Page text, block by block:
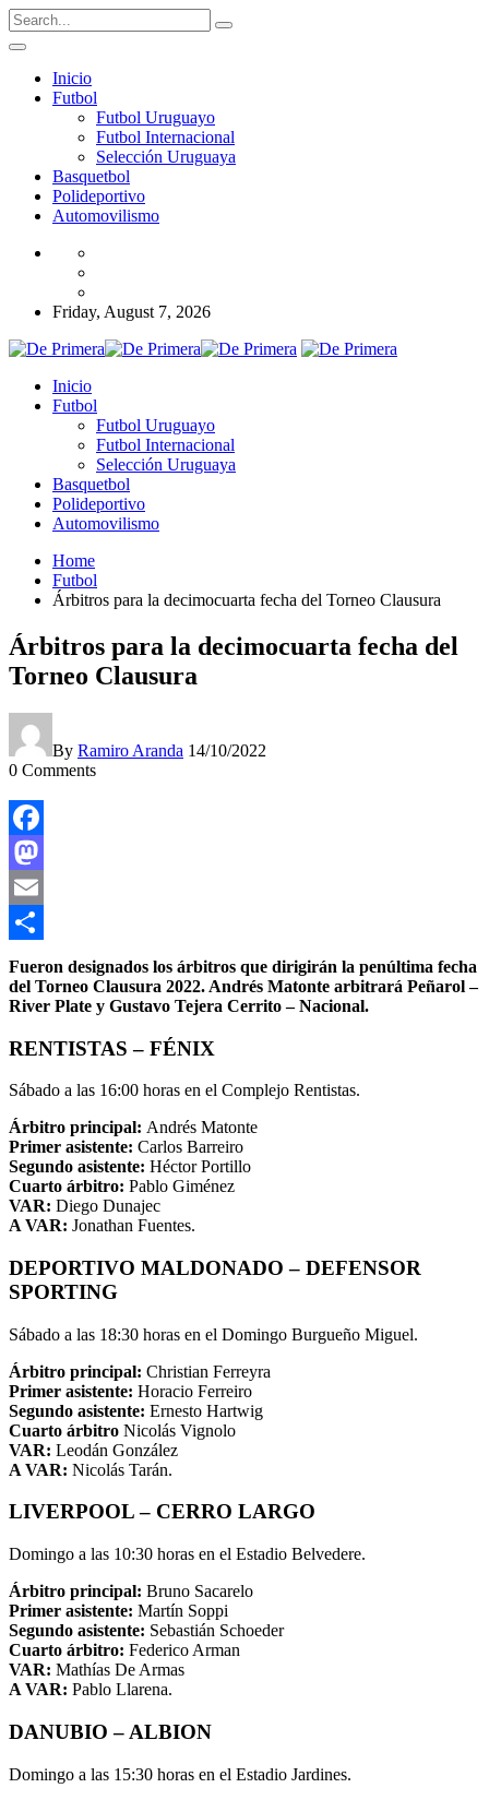
Inicio
Futbol
Futbol Uruguayo
Futbol Internacional
Selección Uruguaya
Basquetbol
Polideportivo
Automovilismo
Friday, August 7, 2026
Inicio
Futbol
Futbol Uruguayo
Futbol Internacional
Selección Uruguaya
Basquetbol
Polideportivo
Automovilismo
Home
Futbol
Árbitros para la decimocuarta fecha del Torneo Clausura
Árbitros para la decimocuarta fecha del
Torneo Clausura
By Ramiro Aranda 14/10/2022
0 Comments
Facebook
Mastodon
Email
Compartir
Fueron designados los árbitros que dirigirán la penúltima fecha
del Torneo Clausura 2022. Andrés Matonte arbitrará Peñarol –
River Plate y Gustavo Tejera Cerrito – Nacional.
RENTISTAS – FÉNIX
Sábado a las 16:00 horas en el Complejo Rentistas.
Árbitro principal: Andrés Matonte
Primer asistente: Carlos Barreiro
Segundo asistente: Héctor Portillo
Cuarto árbitro: Pablo Giménez
VAR: Diego Dunajec
A VAR: Jonathan Fuentes.
DEPORTIVO MALDONADO – DEFENSOR
SPORTING
Sábado a las 18:30 horas en el Domingo Burgueño Miguel.
Árbitro principal: Christian Ferreyra
Primer asistente: Horacio Ferreiro
Segundo asistente: Ernesto Hartwig
Cuarto árbitro Nicolás Vignolo
VAR: Leodán González
A VAR: Nicolás Tarán.
LIVERPOOL – CERRO LARGO
Domingo a las 10:30 horas en el Estadio Belvedere.
Árbitro principal: Bruno Sacarelo
Primer asistente: Martín Soppi
Segundo asistente: Sebastián Schoeder
Cuarto árbitro: Federico Arman
VAR: Mathías De Armas
A VAR: Pablo Llarena.
DANUBIO – ALBION
Domingo a las 15:30 horas en el Estadio Jardines.